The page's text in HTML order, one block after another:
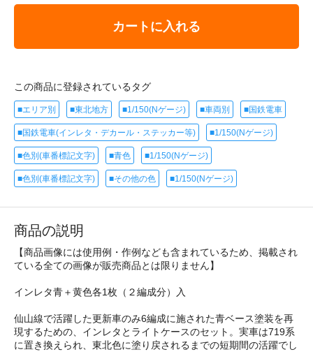
カートに入れる
この商品に登録されているタグ
■エリア別 ■東北地方 ■1/150(Nゲージ) ■車両別 ■国鉄電車
■国鉄電車(インレタ・デカール・ステッカー等) ■1/150(Nゲージ)
■色別(車番標記文字) ■青色 ■1/150(Nゲージ)
■色別(車番標記文字) ■その他の色 ■1/150(Nゲージ)
商品の説明
【商品画像には使用例・作例なども含まれているため、掲載され
ている全ての画像が販売商品とは限りません】
インレタ青＋黄色各1枚（２編成分）入
仙山線で活躍した更新車のみ6編成に施された青ベース塗装を再
現するための、インレタとライトケースのセット。実車は719系
に置き換えられ、東北色に塗り戻されるまでの短期間の活躍でし